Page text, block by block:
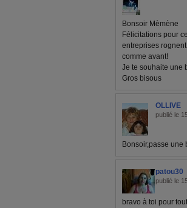
Bonsoir Mèmène
Félicitations pour
entreprises
comme avant!
Je te souhaite une
Gros bisous
OLLIVE
publié le
Bonsoir,passe
patou30
publié le
bravo à toi pour